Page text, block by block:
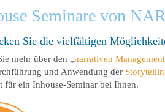
Seminare von
Sie die vielfältigen
mehr über den „narrativen
und Anwendung der
für ein Inhouse-Seminar bei Ihnen.